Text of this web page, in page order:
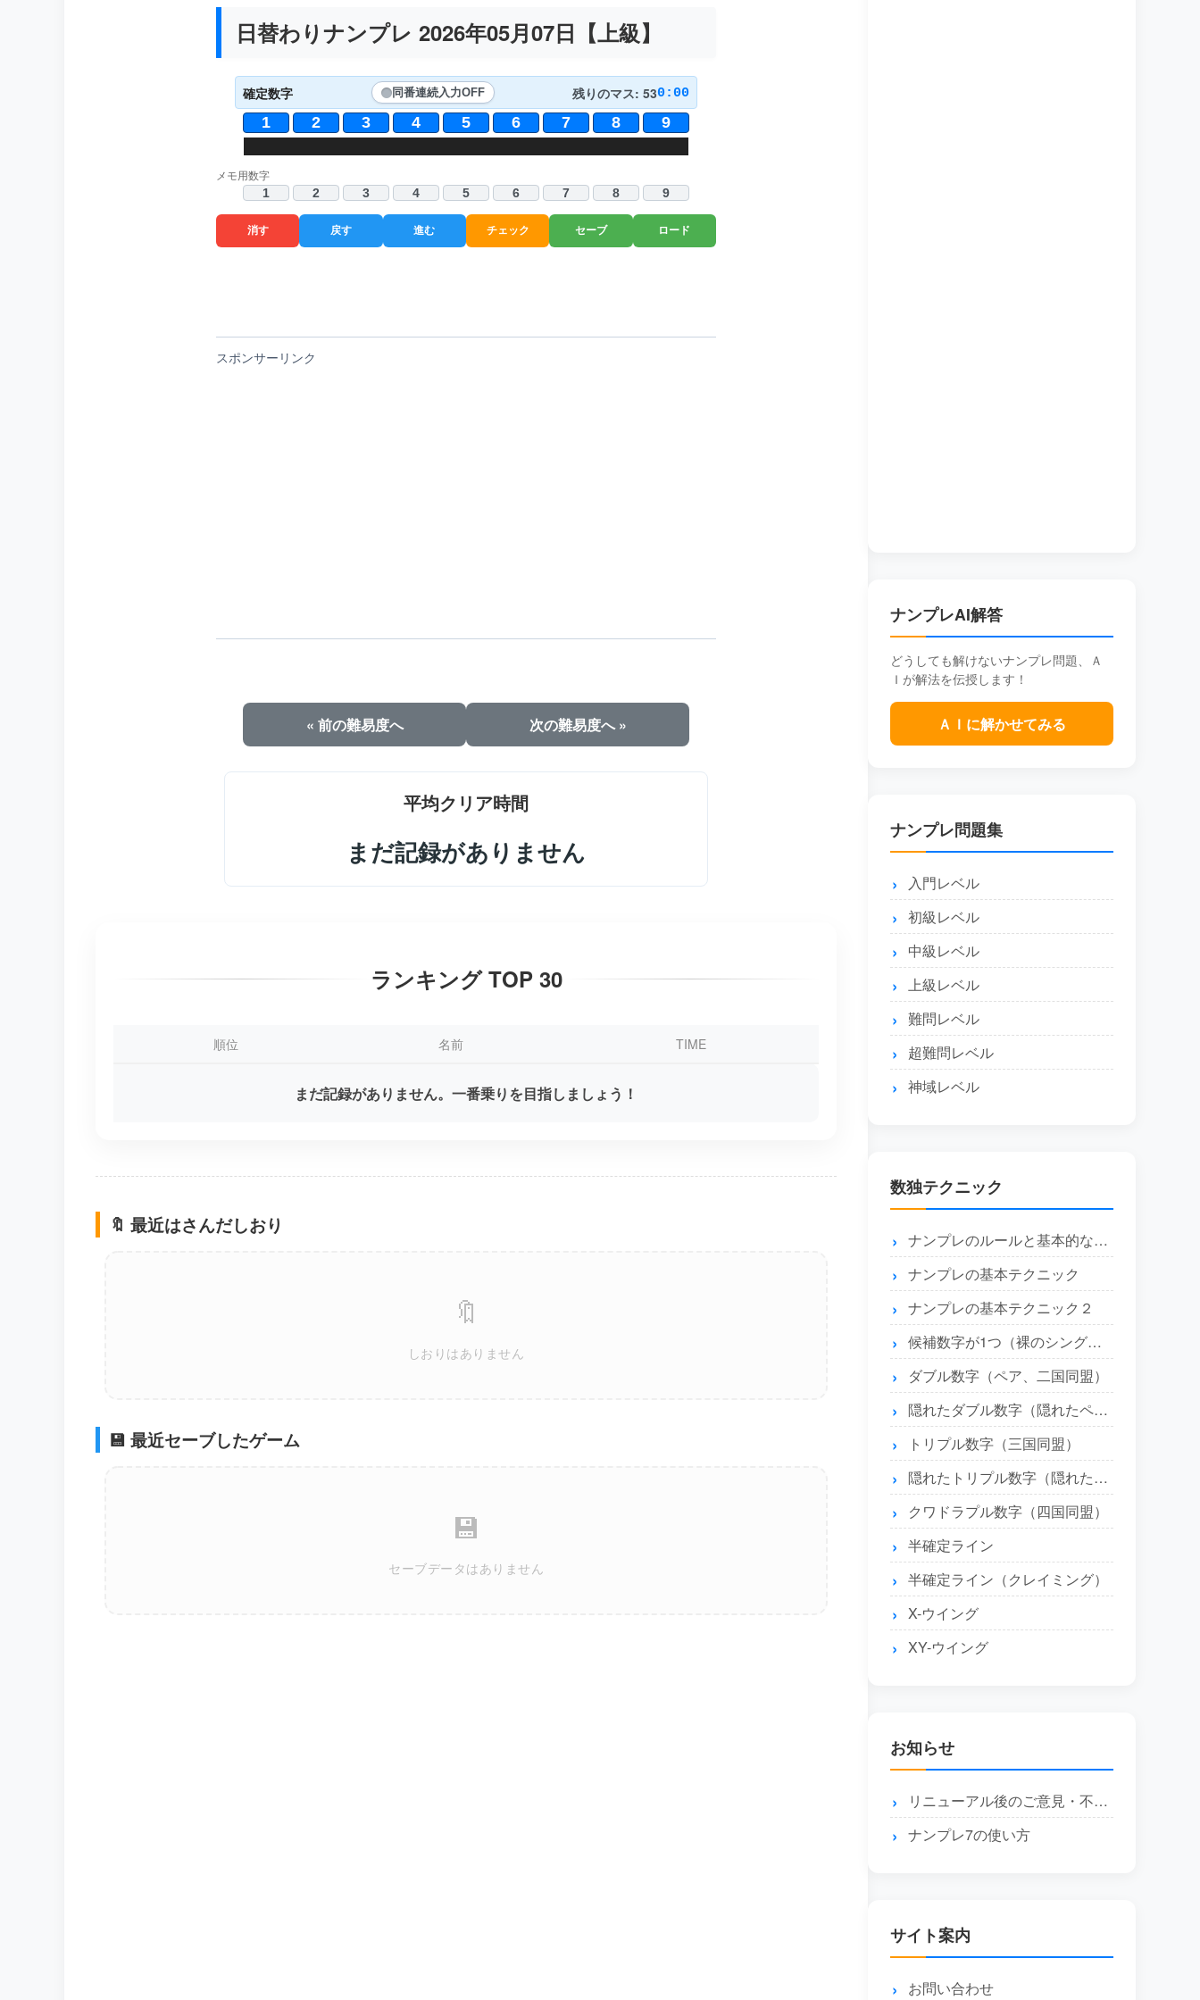
日替わりナンプレ 2026年05月07日【上級】
確定数字 同番連続入力OFF 残りのマス: 530:00
1 2 3 4 5 6 7 8 9
4 8
1 9 2 4 5 6
3 6 5 1 7 9
7 1 5 6 3
7 6 8 2 9
9 2 6 4
メモ用数字
1 2 3 4 5 6 7 8 9
消す 戻す 進む チェック セーブ ロード
スポンサーリンク
« 前の難易度へ 次の難易度へ »
平均クリア時間
まだ記録がありません
ランキング TOP 30
順位 名前 TIME
まだ記録がありません。一番乗りを目指しましょう！
🔖 最近はさんだしおり
🔖
しおりはありません
💾 最近セーブしたゲーム
💾
セーブデータはありません
ナンプレAI解答
どうしても解けないナンプレ問題、Ａ
Ｉが解法を伝授します！
ＡＩに解かせてみる
ナンプレ問題集
入門レベル
初級レベル
中級レベル
上級レベル
難問レベル
超難問レベル
神域レベル
数独テクニック
ナンプレのルールと基本的な解き方
ナンプレの基本テクニック
ナンプレの基本テクニック２
候補数字が1つ（裸のシングル）とエリア内に1つ（隠れたシングル）
ダブル数字（ペア、二国同盟）
隠れたダブル数字（隠れたペア）
トリプル数字（三国同盟）
隠れたトリプル数字（隠れたトリプル）
クワドラプル数字（四国同盟）
半確定ライン
半確定ライン（クレイミング）
X-ウイング
XY-ウイング
お知らせ
リニューアル後のご意見・不具合報告はこちら
ナンプレ7の使い方
サイト案内
お問い合わせ